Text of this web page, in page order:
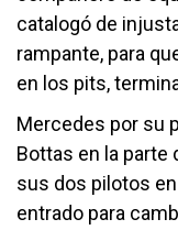
catalogó de
rampante, para
en los pits,
Mercedes por su
Bottas en la parte
sus dos pilotos
entrado para